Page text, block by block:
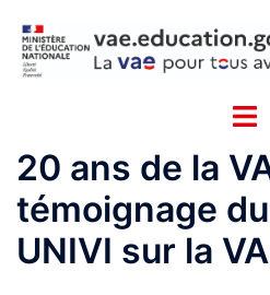
contenu
20 ans de la
témoignage
UNIVI sur la